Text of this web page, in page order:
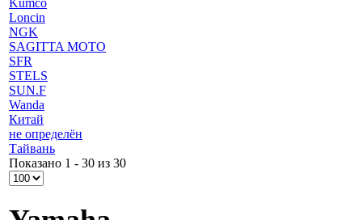
Kumco
Loncin
NGK
SAGITTA MOTO
SFR
STELS
SUN.F
Wanda
Китай
не определён
Тайвань
Показано 1 - 30 из 30